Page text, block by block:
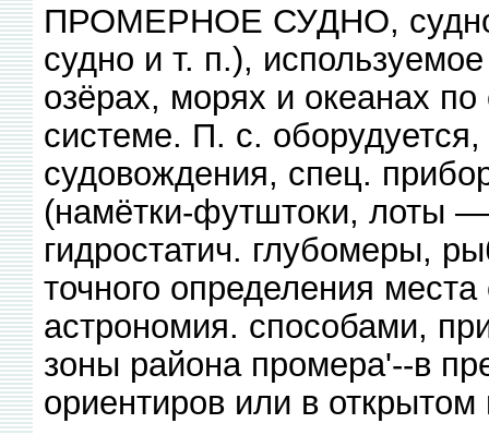
ПРОМЕРНОЕ СУДНО, судно
судно и т. п.),
озёрах, морях и океанах
системе. П. с.
судовождения, спец.
(намётки-футштоки, лоты
гидростатич. глубомеры,
точного определения
астрономия. способами,
зоны района промера'--в
ориентиров или в